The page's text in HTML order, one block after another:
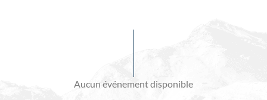
Aucun événement disponible